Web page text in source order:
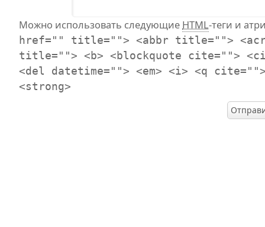
Можно использовать следующие HTML-теги и
href="" title=""> <abbr title="">
title=""> <b> <blockquote cite="">
<del datetime=""> <em> <i> <q
<strong>